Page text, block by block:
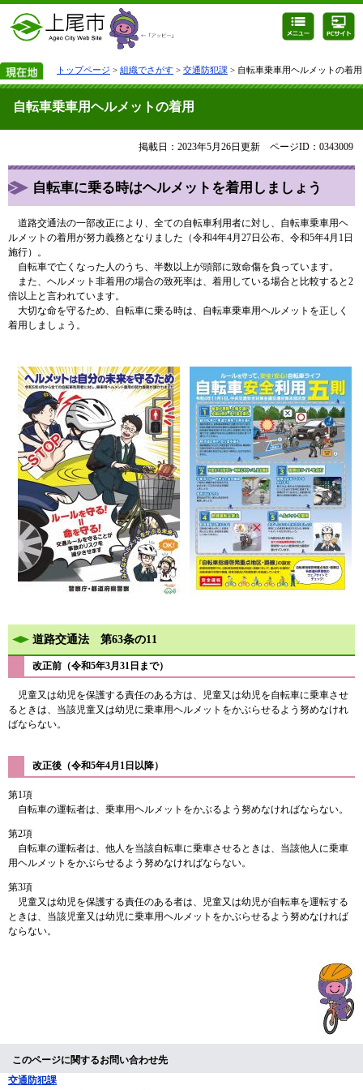
トップページ > 組織でさがす > 交通防犯課 > 自転車乗車用ヘルメットの着用
自転車乗車用ヘルメットの着用
掲載日：2023年5月26日更新 ページID：0343009
自転車に乗る時はヘルメットを着用しましょう
道路交通法の一部改正により、全ての自転車利用者に対し、自転車乗車用ヘ
ルメットの着用が努力義務となりました（令和4年4月27日公布、令和5年4月1日
施行）。
自転車で亡くなった人のうち、半数以上が頭部に致命傷を負っています。
また、ヘルメット非着用の場合の致死率は、着用している場合と比較すると2
倍以上と言われています。
大切な命を守るため、自転車に乗る時は、自転車乗車用ヘルメットを正しく
着用しましょう。
道路交通法 第63条の11
改正前（令和5年3月31日まで）
児童又は幼児を保護する責任のある方は、児童又は幼児を自転車に乗車させ
るときは、当該児童又は幼児に乗車用ヘルメットをかぶらせるよう努めなけれ
ばならない。
改正後（令和5年4月1日以降）
第1項
自転車の運転者は、乗車用ヘルメットをかぶるよう努めなければならない。
第2項
自転車の運転者は、他人を当該自転車に乗車させるときは、当該他人に乗車
用ヘルメットをかぶらせるよう努めなければならない。
第3項
児童又は幼児を保護する責任のある者は、児童又は幼児が自転車を運転する
ときは、当該児童又は幼児に乗車用ヘルメットをかぶらせるよう努めなければ
ならない。
このページに関するお問い合わせ先
交通防犯課